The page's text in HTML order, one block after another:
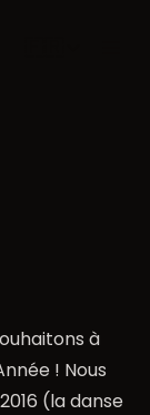
à
! Nous
(la danse